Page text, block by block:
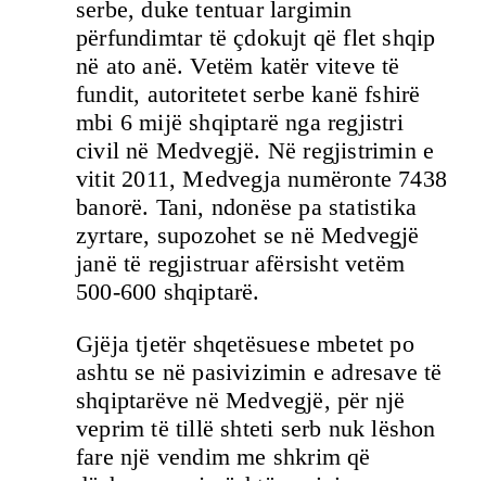
serbe, duke tentuar largimin
përfundimtar të çdokujt që flet shqip
në ato anë. Vetëm katër viteve të
fundit, autoritetet serbe kanë fshirë
mbi 6 mijë shqiptarë nga regjistri
civil në Medvegjë. Në regjistrimin e
vitit 2011, Medvegja numëronte 7438
banorë. Tani, ndonëse pa statistika
zyrtare, supozohet se në Medvegjë
janë të regjistruar afërsisht vetëm
500-600 shqiptarë.
Gjëja tjetër shqetësuese mbetet po
ashtu se në pasivizimin e adresave të
shqiptarëve në Medvegjë, për një
veprim të tillë shteti serb nuk lëshon
fare një vendim me shkrim që